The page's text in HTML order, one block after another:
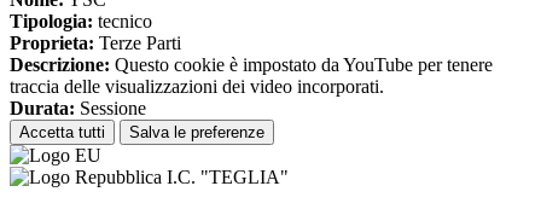
Tipologia: tecnico
Proprieta: Terze Parti
Descrizione: Questo cookie è impostato da YouTube per tenere
traccia delle visualizzazioni dei video incorporati.
Durata: Sessione
Accetta tutti Salva le preferenze
I.C. "TEGLIA"